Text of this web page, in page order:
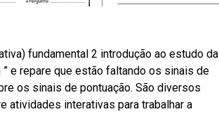
fundamental 2 introdução ao estudo da
e repare que estão faltando os sinais de
os sinais de pontuação. São diversos
atividades interativas para trabalhar a